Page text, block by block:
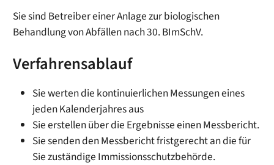
Sie sind Betreiber einer Anlage zur biologischen
Behandlung von Abfällen nach 30. BImSchV.
Verfahrensablauf
Sie werten die kontinuierlichen Messungen eines
jeden Kalenderjahres aus
Sie erstellen über die Ergebnisse einen Messbericht.
Sie senden den Messbericht fristgerecht an die für
Sie zuständige Immissionsschutzbehörde.